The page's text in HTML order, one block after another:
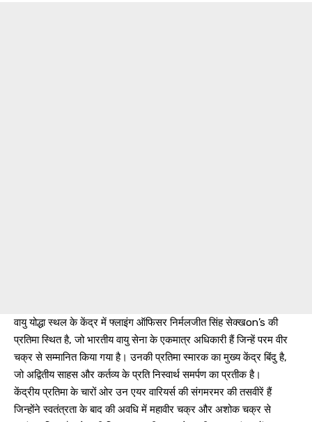
वायु योद्धा स्थल के केंद्र में फ्लाइंग ऑफिसर निर्मलजीत सिंह सेक्खon’s की
प्रतिमा स्थित है, जो भारतीय वायु सेना के एकमात्र अधिकारी हैं जिन्हें परम वीर
चक्र से सम्मानित किया गया है। उनकी प्रतिमा स्मारक का मुख्य केंद्र बिंदु है,
जो अद्वितीय साहस और कर्तव्य के प्रति निस्वार्थ समर्पण का प्रतीक है।
केंद्रीय प्रतिमा के चारों ओर उन एयर वारियर्स की संगमरमर की तसवीरें हैं
जिन्होंने स्वतंत्रता के बाद की अवधि में महावीर चक्र और अशोक चक्र से